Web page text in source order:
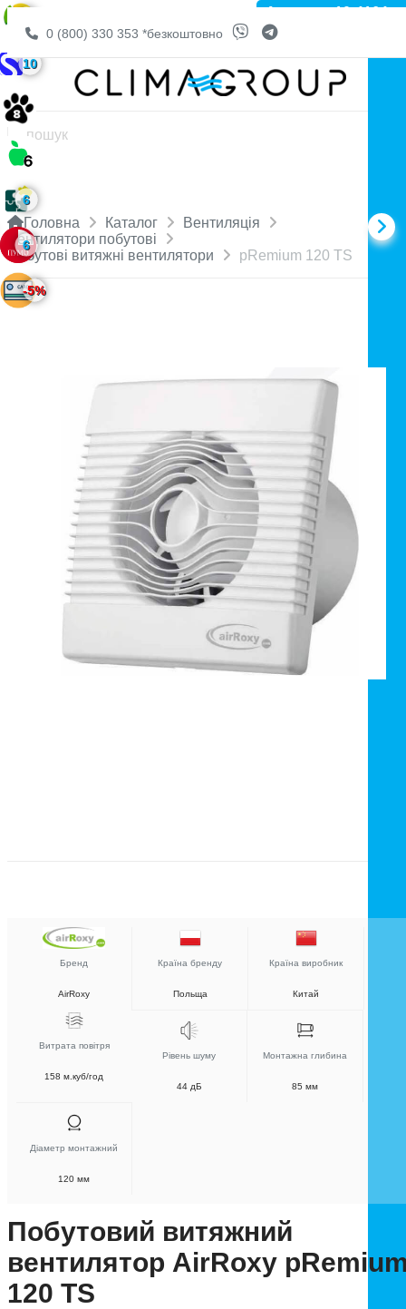
0 (800) 330 353 *безкоштовно
Головна Каталог
Вентиляція
Вентилятори побутові
Побутові витяжні вентилятори
pRemium 120 TS
Артикул: 10-4164
10
6
6
-5%
Бренд
AirRoxy
Країна бренду
Польща
Країна виробник
Китай
Витрата повітря
158 м.куб/год
Рівень шуму
44 дБ
Монтажна глибина
85 мм
Діаметр монтажний
120 мм
Побутовий витяжний
вентилятор AirRoxy
120 TS